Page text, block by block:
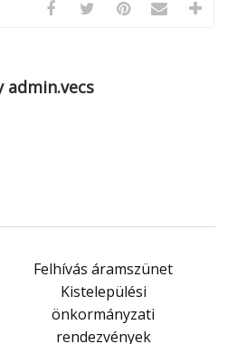
Felhívás áramszünet
Kistelepülési
önkormányzati
rendezvények